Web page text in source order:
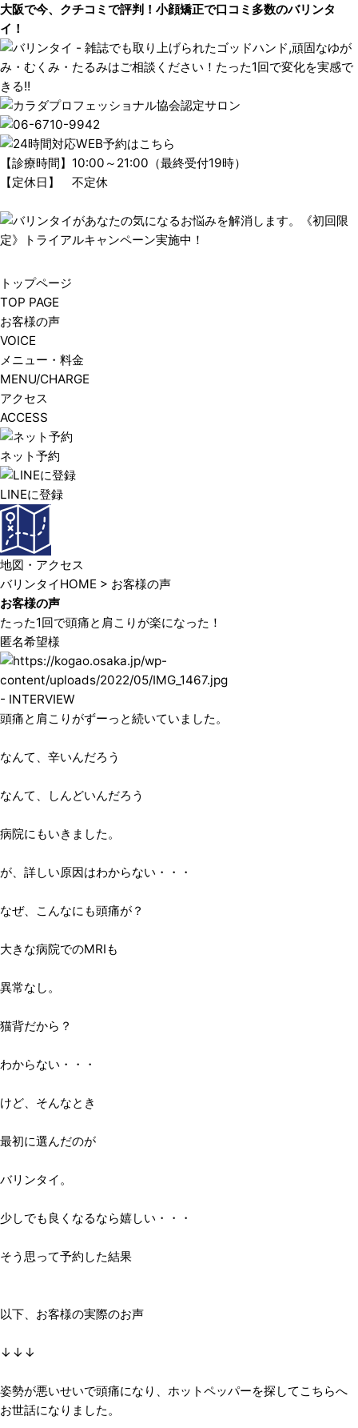
大阪で今、クチコミで評判！小顔矯正で口コミ多数のバリンタ
イ！
【診療時間】10:00～21:00（最終受付19時）
【定休日】 不定休
トップページ
TOP PAGE
お客様の声
VOICE
メニュー・料金
MENU/CHARGE
アクセス
ACCESS
ネット予約
LINEに登録
地図・アクセス
バリンタイHOME > お客様の声
お客様の声
たった1回で頭痛と肩こりが楽になった！
匿名希望様
- INTERVIEW
頭痛と肩こりがずーっと続いていました。
なんて、辛いんだろう
なんて、しんどいんだろう
病院にもいきました。
が、詳しい原因はわからない・・・
なぜ、こんなにも頭痛が？
大きな病院でのMRIも
異常なし。
猫背だから？
わからない・・・
けど、そんなとき
最初に選んだのが
バリンタイ。
少しでも良くなるなら嬉しい・・・
そう思って予約した結果
以下、お客様の実際のお声
↓↓↓
姿勢が悪いせいで頭痛になり、ホットペッパーを探してこちらへ
お世話になりました。